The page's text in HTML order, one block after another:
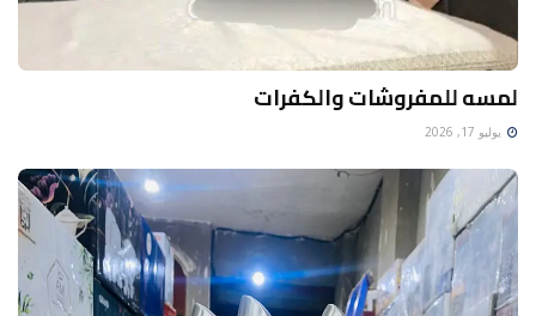
لمسه للمفروشات والكفرات
يوليو 17, 2026